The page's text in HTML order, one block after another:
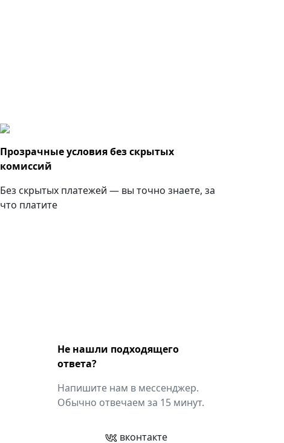
Прозрачные условия без скрытых
комиссий
Без скрытых платежей — вы точно знаете, за
что платите
Не нашли подходящего
ответа?
Напишите нам в мессенджер.
Обычно отвечаем за 15 минут.
вконтакте